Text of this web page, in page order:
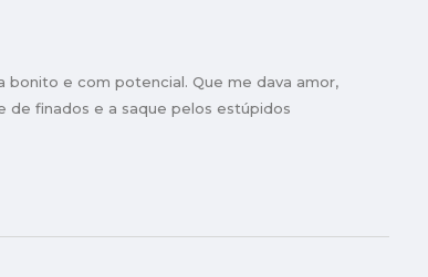
bonito e com potencial. Que me dava amor,
de finados e a saque pelos estúpidos